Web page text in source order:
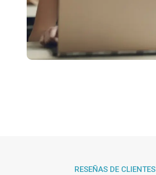
RESEÑAS DE CLIENTES